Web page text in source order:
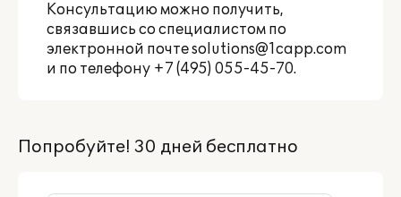
Консультацию можно получить,
связавшись со специалистом по
электронной почтеsolutions@1capp.com
и по телефону +7 (495) 055-45-70.
Попробуйте! 30 дней бесплатно